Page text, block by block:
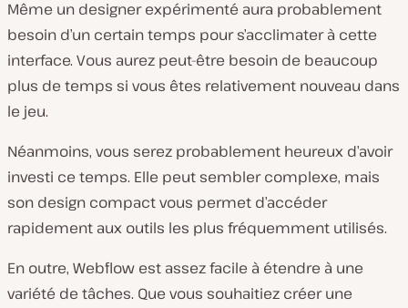
Même un designer expérimenté aura probablement
besoin d’un certain temps pour s’acclimater à cette
interface. Vous aurez peut-être besoin de beaucoup
plus de temps si vous êtes relativement nouveau dans
le jeu.
Néanmoins, vous serez probablement heureux d’avoir
investi ce temps. Elle peut sembler complexe, mais
son design compact vous permet d’accéder
rapidement aux outils les plus fréquemment utilisés.
En outre, Webflow est assez facile à étendre à une
variété de tâches. Que vous souhaitiez créer une